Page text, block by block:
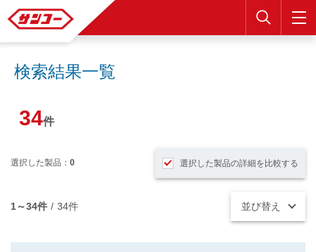
検索
検索結果一覧
34件
選択した製品： 0 選択した製品の詳細を比較する
1～34件 / 34件 並び替え